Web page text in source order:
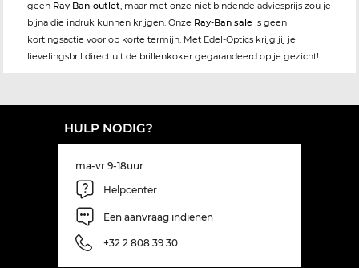
geen Ray Ban-outlet, maar met onze niet bindende adviesprijs zou je
bijna die indruk kunnen krijgen. Onze Ray-Ban sale is geen
kortingsactie voor op korte termijn. Met Edel-Optics krijg jij je
lievelingsbril direct uit de brillenkoker gegarandeerd op je gezicht!
HULP NODIG?
ma-vr 9-18uur
Helpcenter
Een aanvraag indienen
+32 2 808 39 30